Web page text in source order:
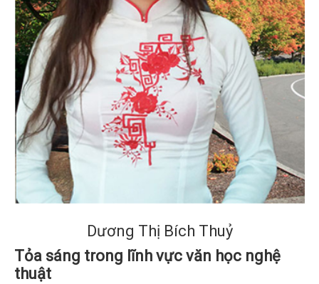
Dương Thị Bích Thuỷ
Tỏa sáng trong lĩnh vực văn học nghệ
thuật